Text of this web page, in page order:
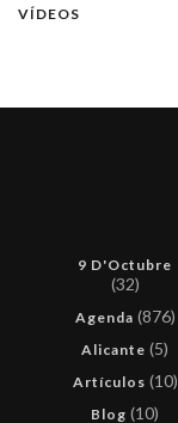
VÍDEOS
9 D'Octubre
(32)
Agenda (876)
Alicante (5)
Artículos (10)
Blog (10)